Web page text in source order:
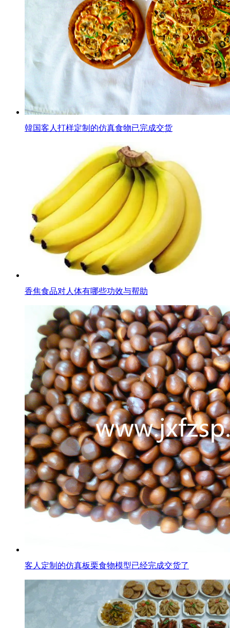
韓国客人打样定制的仿真食物已完成交货
香焦食品对人体有哪些功效与帮助
客人定制的仿真板栗食物模型已经完成交货了